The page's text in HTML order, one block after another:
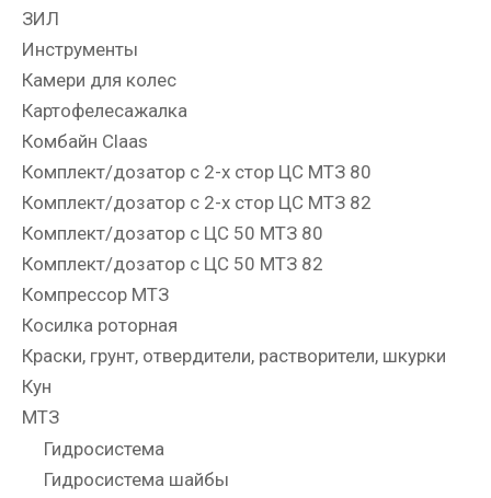
ЗИЛ
Инструменты
Камери для колес
Картофелесажалка
Комбайн Claas
Комплект/дозатор с 2-х стор ЦС МТЗ 80
Комплект/дозатор с 2-х стор ЦС МТЗ 82
Комплект/дозатор с ЦС 50 МТЗ 80
Комплект/дозатор с ЦС 50 МТЗ 82
Компрессор МТЗ
Косилка роторная
Краски, грунт, отвердители, растворители, шкурки
Кун
МТЗ
Гидросистема
Гидросистема шайбы